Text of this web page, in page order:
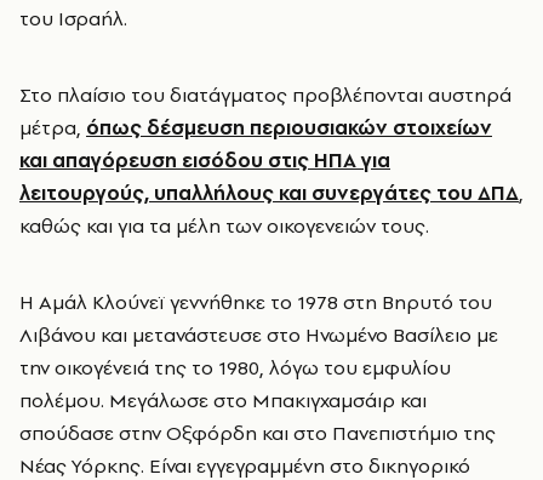
του Ισραήλ.
Στο πλαίσιο του διατάγματος προβλέπονται αυστηρά
μέτρα, όπως δέσμευση περιουσιακών στοιχείων
και απαγόρευση εισόδου στις ΗΠΑ για
λειτουργούς, υπαλλήλους και συνεργάτες του ΔΠΔ,
καθώς και για τα μέλη των οικογενειών τους.
Η Αμάλ Κλούνεϊ γεννήθηκε το 1978 στη Βηρυτό του
Λιβάνου και μετανάστευσε στο Ηνωμένο Βασίλειο με
την οικογένειά της το 1980, λόγω του εμφυλίου
πολέμου. Μεγάλωσε στο Μπακιγχαμσάιρ και
σπούδασε στην Οξφόρδη και στο Πανεπιστήμιο της
Νέας Υόρκης. Είναι εγγεγραμμένη στο δικηγορικό